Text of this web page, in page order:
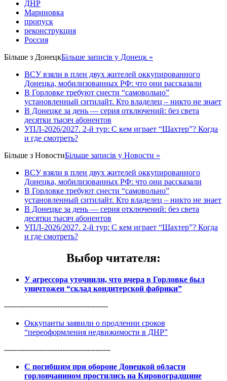
ДНР
Мариновка
пропуск
реконструкция
Россия
Більше з ДонецкБільше записів у Донецк »
ВСУ взяли в плен двух жителей оккупированного
Донецка, мобилизованных РФ: что они рассказали
В Горловке требуют снести “самовольно”
установленный ситилайт. Кто владелец – никто не знает
В Донецке за день — серия отключений: без света
десятки тысяч абонентов
УПЛ-2026/2027. 2-й тур: С кем играет “Шахтер”? Когда
и где смотреть?
Більше з НовостиБільше записів у Новости »
ВСУ взяли в плен двух жителей оккупированного
Донецка, мобилизованных РФ: что они рассказали
В Горловке требуют снести “самовольно”
установленный ситилайт. Кто владелец – никто не знает
В Донецке за день — серия отключений: без света
десятки тысяч абонентов
УПЛ-2026/2027. 2-й тур: С кем играет “Шахтер”? Когда
и где смотреть?
Выбор читателя:
У агрессора уточнили, что вчера в Горловке был
уничтожен “склад кондитерской фабрики”
-----------------------------------------
Оккупанты заявили о продлении сроков
“переоформления недвижимости в ДНР”
------------------------------------------
С погибшим при обороне Донецкой области
горловчанином простились на Кировоградщине